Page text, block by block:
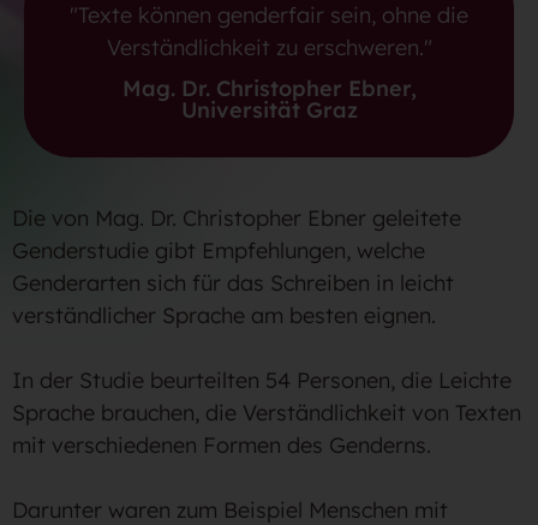
"Texte können genderfair sein, ohne die
Verständlichkeit zu erschweren."
Mag. Dr. Christopher Ebner,
Universität Graz
Die von Mag. Dr. Christopher Ebner geleitete
Genderstudie gibt Empfehlungen, welche
Genderarten sich für das Schreiben in leicht
verständlicher Sprache am besten eignen.
In der Studie beurteilten 54 Personen, die Leichte
Sprache brauchen, die Verständlichkeit von Texten
mit verschiedenen Formen des Genderns.
Darunter waren zum Beispiel Menschen mit